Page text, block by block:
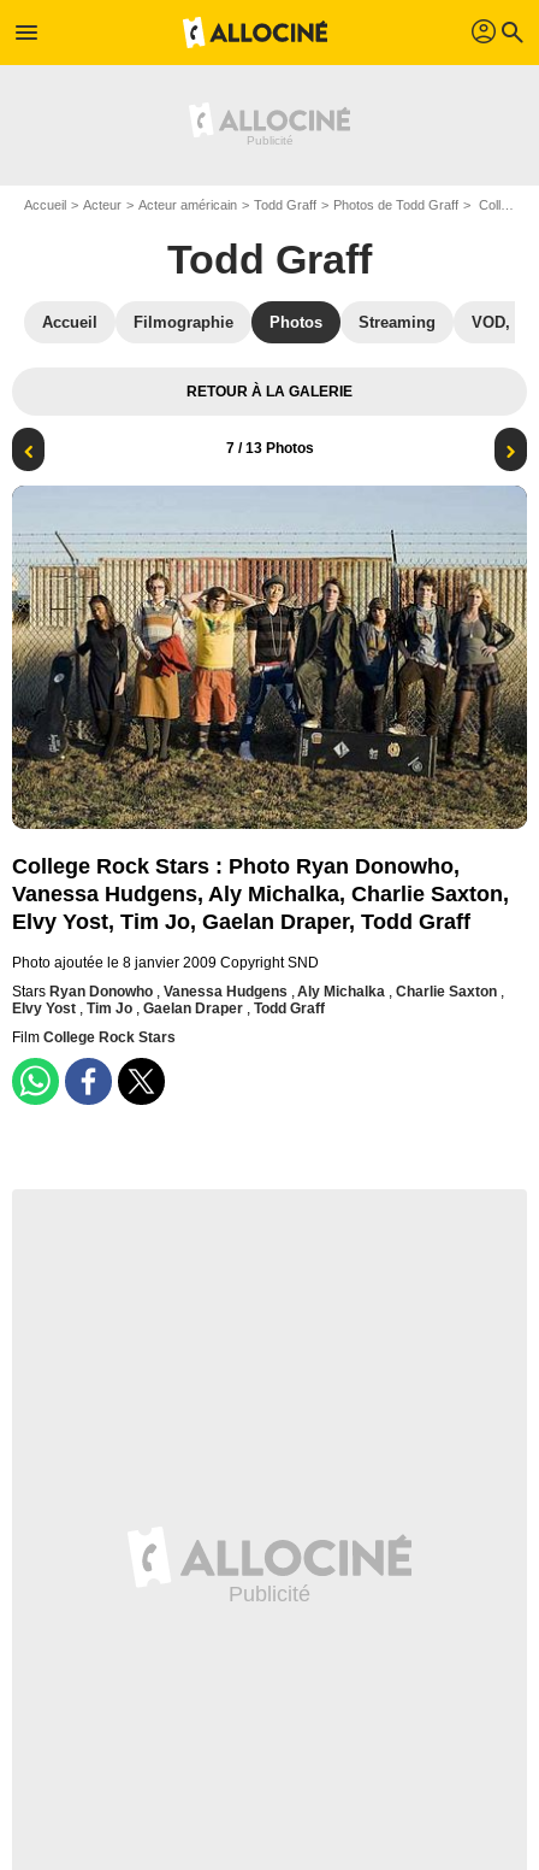
menu profil search
Accueil Acteur Acteur américain Todd Graff Photos de Todd Graff College Rock Stars : Photo Ryan Donowho, Vanessa Hudgens, Aly Michalka, Charlie Saxton, Elvy Yost, Tim Jo, Gaelan Draper, Todd Graff
Todd Graff
Accueil Filmographie Photos Streaming VOD,
RETOUR À LA GALERIE
7/ 13 Photos
College Rock Stars : Photo Ryan Donowho,
Vanessa Hudgens, Aly Michalka, Charlie Saxton,
Elvy Yost, Tim Jo, Gaelan Draper, Todd Graff
Photo ajoutée le 8 janvier 2009 Copyright SND
Stars Ryan Donowho , Vanessa Hudgens ,Aly Michalka , Charlie Saxton ,
Elvy Yost , Tim Jo , Gaelan Draper , Todd Graff
Film College Rock Stars